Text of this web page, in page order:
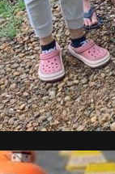
jednoduše
Piešťanech